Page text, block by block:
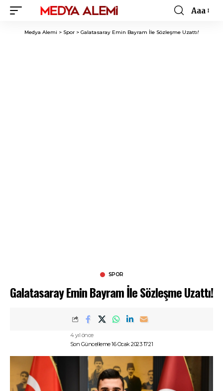
Font
Resizer
Aaa
Medya Alemi > Spor> Galatasaray Emin Bayram İle Sözleşme Uzattı!
SPOR
Galatasaray Emin Bayram İle Sözleşme Uzattı!
Son Güncelleme 16 Ocak 2023 17:21
4 yıl önce